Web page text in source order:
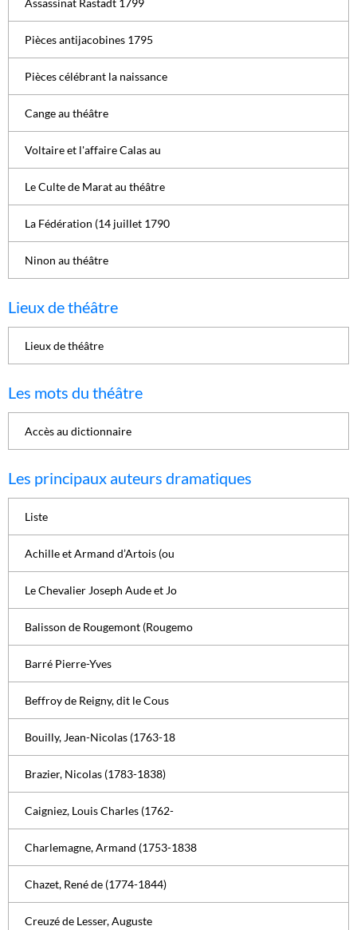
Assassinat Rastadt 1799
Pièces antijacobines 1795
Pièces célébrant la naissance
Cange au théâtre
Voltaire et l'affaire Calas au
Le Culte de Marat au théâtre
La Fédération (14 juillet 1790
Ninon au théâtre
Lieux de théâtre
Lieux de théâtre
Les mots du théâtre
Accès au dictionnaire
Les principaux auteurs dramatiques
Liste
Achille et Armand d’Artois (ou
Le Chevalier Joseph Aude et Jo
Balisson de Rougemont (Rougemo
Barré Pierre-Yves
Beffroy de Reigny, dit le Cous
Bouilly, Jean-Nicolas (1763-18
Brazier, Nicolas (1783-1838)
Caigniez, Louis Charles (1762-
Charlemagne, Armand (1753-1838
Chazet, René de (1774-1844)
Creuzé de Lesser, Auguste